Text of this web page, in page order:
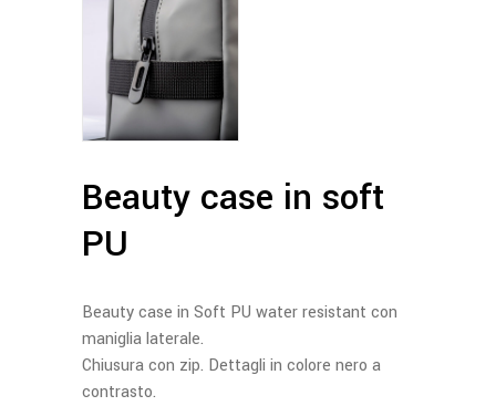
Beauty case in soft
PU
Beauty case in Soft PU water resistant con
maniglia laterale.
Chiusura con zip. Dettagli in colore nero a
contrasto.